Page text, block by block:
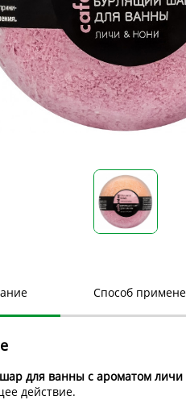
Способ
для ванны с ароматом личи
действие.